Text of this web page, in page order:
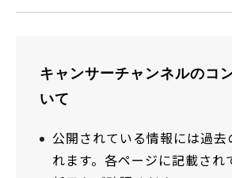
キャンサーチャンネルのコ
いて
公開されている情報には過去
れます。各ページに記載され